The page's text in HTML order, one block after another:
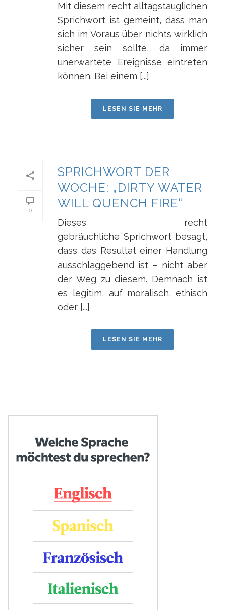
Mit diesem recht alltagstauglichen
Sprichwort ist gemeint, dass man
sich im Voraus über nichts wirklich
sicher sein sollte, da immer
unerwartete Ereignisse eintreten
können. Bei einem [...]
LESEN SIE MEHR
0
SPRICHWORT DER
WOCHE: „DIRTY WATER
WILL QUENCH FIRE“
Dieses recht
gebräuchliche Sprichwort besagt,
dass das Resultat einer Handlung
ausschlaggebend ist – nicht aber
der Weg zu diesem. Demnach ist
es legitim, auf moralisch, ethisch
oder [...]
LESEN SIE MEHR